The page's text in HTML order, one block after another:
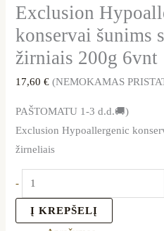
Exclusion
konservai šunims
žirniais 200g 6vnt
17,60€ (NEMOKAMAS
PAŠTOMATU 1-3 d.d.🚚)
Exclusion Hypoallergenic
žirneliais
-
Į KREPŠELĮ